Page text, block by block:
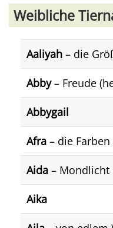
Weibliche
Aaliyah – die
Abby– Freude
Abbygail
Afra – die
Aida – Mondlicht
Aika